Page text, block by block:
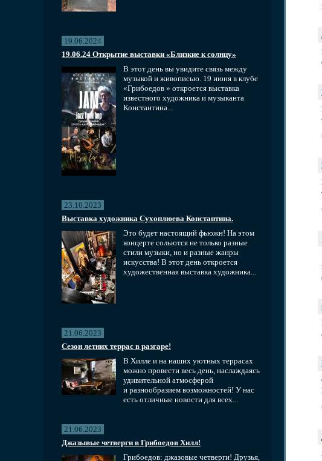
19.06.2024
19.06.24 Открытие выставки «Близкие к солнцу»
В этот день вы увидите связь между
музыкой и живописью. 19 июня в клубе
«Грибоедов » откроется выставка
известного художника и музыканта
Константина...
23.10.2023
Выставка художника Сухоплюева Константина.
Это будет настоящий фьюжн! На этом
концерте сольются не только разные
стили музыки, но и разные жанры
искусства! В этот день откроется
художественная выставка художника...
21.06.2023
Сезон летних террас в разгаре!
В Хилле и на наших уютных террасах
можно провести весь день, наслаждаясь
удивительной атмосферой
и разнообразием возможностей! У нас
есть отличные новости для всех...
21.06.2023
Джазывые четверги в Грибоедов Хилл!
Грибоедов: джазовые четверги! Друзья,